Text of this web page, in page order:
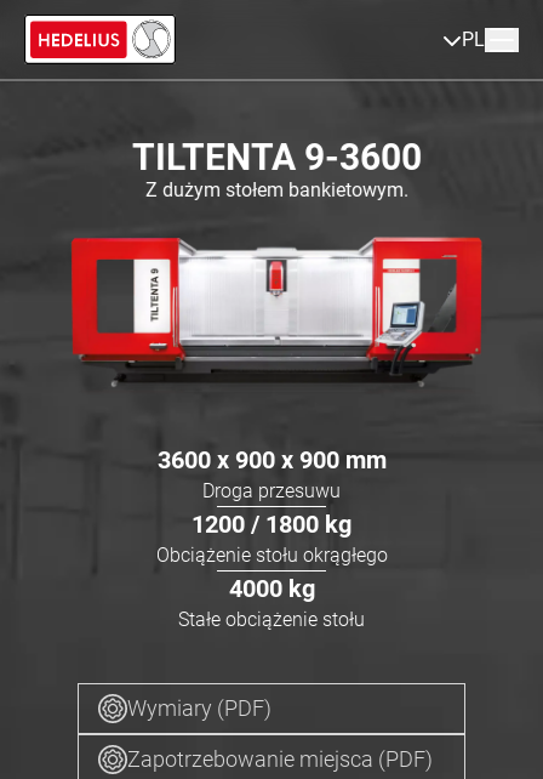
PL
TILTENTA 9-3600
Z dużym stołem bankietowym.
3600 x 900 x 900 mm
Droga przesuwu
1200 / 1800 kg
Obciążenie stołu okrągłego
4000 kg
Stałe obciążenie stołu
Wymiary (PDF)
Zapotrzebowanie miejsca (PDF)